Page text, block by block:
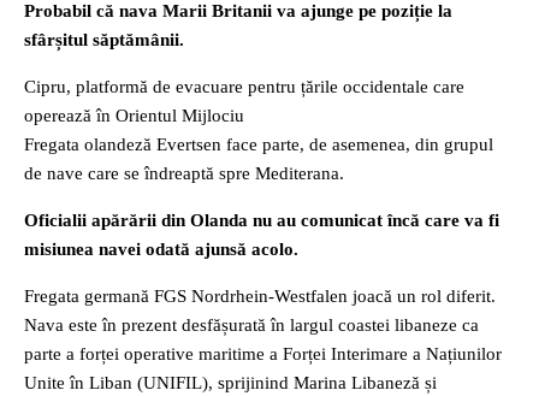
Probabil că nava Marii Britanii va ajunge pe poziție la
sfârșitul săptămânii.
Cipru, platformă de evacuare pentru țările occidentale care
operează în Orientul Mijlociu
Fregata olandeză Evertsen face parte, de asemenea, din grupul
de nave care se îndreaptă spre Mediterana.
Oficialii apărării din Olanda nu au comunicat încă care va fi
misiunea navei odată ajunsă acolo.
Fregata germană FGS Nordrhein-Westfalen joacă un rol diferit.
Nava este în prezent desfășurată în largul coastei libaneze ca
parte a forței operative maritime a Forței Interimare a Națiunilor
Unite în Liban (UNIFIL), sprijinind Marina Libaneză și